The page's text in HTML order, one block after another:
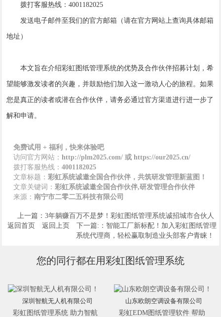
拨打客服热线：4001182025
发送电子邮件至我们的官方邮箱（请在官方网站上查询具体邮箱
地址）
本文旨在介绍彩虹图纸管理系统的优势及合作伙伴招募计划，希
望能够激发读者的兴趣，并鼓励他们加入这一激动人心的旅程。如果
您是真正的读者或潜在合作伙伴，请务必通过官方渠道进行进一步了
解和申请。
免费试用 + 福利，快来体验吧
访问官方网站： http://plm2025.com/ 或 https://our2025.cn/
拨打客服热线： 4001182025
文章标题： 彩虹系统诚邀全国合作伙伴，共筑研发管理新蓝图！
文章关键词： 彩虹系统诚邀全国合作伙伴,研发管理合作伙伴
来源： 南宁市二零二五科技有限公司
上一篇：3年躺赚百万不是梦！彩虹图纸管理系统诚招城市合伙人
返回首页
返回上页
下一篇:：智能工厂新标配！加入彩虹图纸管理
系统代理商，轻松赢取制造业头部客户青睐！
您的同行都在用彩虹图纸管理系统
深圳智航无人机有限公司
彩虹图纸管理系统 助力智航
山东欧朗空调设备有限公司
彩虹EDM图纸管理软件 帮助